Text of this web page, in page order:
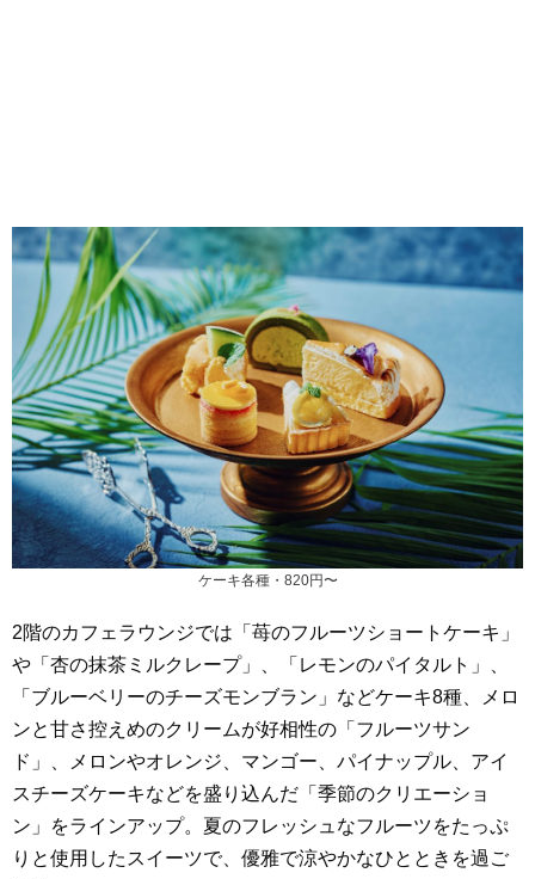
ケーキ各種・820円〜
2階のカフェラウンジでは「苺のフルーツショートケーキ」
や「杏の抹茶ミルクレープ」、「レモンのパイタルト」、
「ブルーベリーのチーズモンブラン」などケーキ8種、メロ
ンと甘さ控えめのクリームが好相性の「フルーツサン
ド」、メロンやオレンジ、マンゴー、パイナップル、アイ
スチーズケーキなどを盛り込んだ「季節のクリエーショ
ン」をラインアップ。夏のフレッシュなフルーツをたっぷ
りと使用したスイーツで、優雅で涼やかなひとときを過ご